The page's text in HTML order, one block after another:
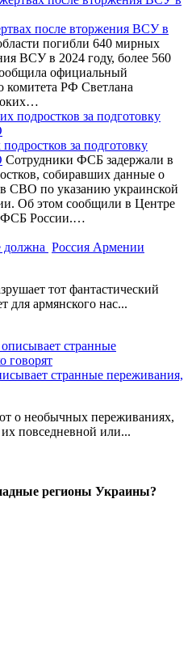
после вторжения ВСУ в
погибли 640 мирных
ВСУ в 2024 году, более 560
официальный
комитета РФ Светлана
за подготовку
Сотрудники ФСБ задержали в
собиравших данные о
СВО по указанию украинской
Об этом сообщили в Центре
ФСБ России.…
Россия Армении
тот фантастический
армянского нас...
странные переживания,
о необычных переживаниях,
повседневной или...
регионы Украины?